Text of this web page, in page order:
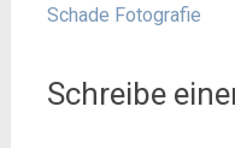
Schade Fotografie
Schreibe